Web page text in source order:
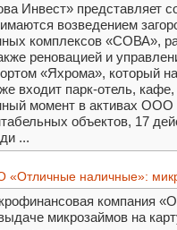
Инвест» представляет
возведением
комплексов «СОВА»,
реновацией и
«Яхрома», который
входит парк-отель,
момент в активах ООО
объектов, 17
...
наличные»:
компания
микрозаймов на